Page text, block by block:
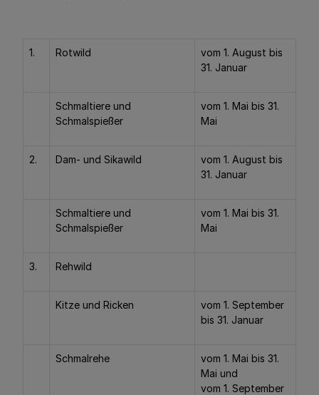
1. Rotwild
vom 1. August bis
31. Januar
Schmaltiere und
Schmalspießer
vom 1. Mai bis 31.
Mai
2. Dam- und Sikawild
vom 1. August bis
31. Januar
Schmaltiere und
Schmalspießer
vom 1. Mai bis 31.
Mai
3. Rehwild
Kitze und Ricken
vom 1. September
bis 31. Januar
Schmalrehe
vom 1. Mai bis 31.
Mai und
vom 1. September